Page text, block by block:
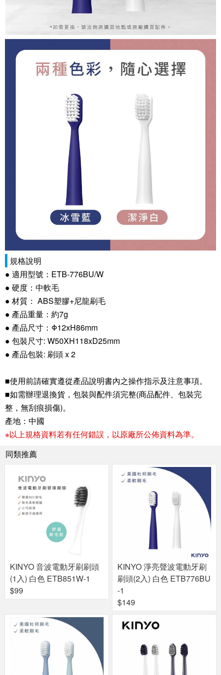
規格說明
● 適用型號：ETB-776BU/W
● 硬度：中軟毛
● 材質： ABS塑膠+尼龍刷毛
● 產品重量：約7g
● 產品尺寸：Φ12xH86mm
● 包裝尺寸: W50XH118xD25mm
● 產品包裝: 刷頭 x 2
■使用前請確實遵從產品說明書內之操作指示及注意事項。
■如需辦理退換貨，包裝與配件須完整(商品配件、包裝完
整，無刮痕損傷)。
產地：中國
※以上規格資料若有任何錯誤，以原廠所公佈資料為準。
同類推薦
KINYO 音波電動牙刷刷頭
(1入) 白色 ETB851W-1
$99
KINYO 淨亮聲波電動牙刷
刷頭(2入) 白色 ETB776BU
-1
$149